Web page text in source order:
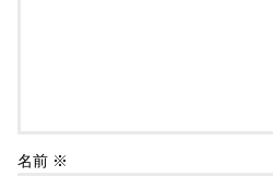
名前 ※